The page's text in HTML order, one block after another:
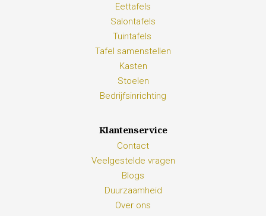
Eettafels
Salontafels
Tuintafels
Tafel samenstellen
Kasten
Stoelen
Bedrijfsinrichting
Klantenservice
Contact
Veelgestelde vragen
Blogs
Duurzaamheid
Over ons